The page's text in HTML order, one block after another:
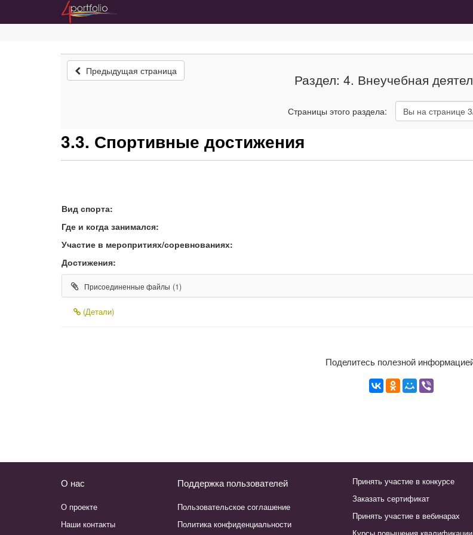
Предыдущая страница Раздел: 4. Внеучебная
Страницы этого раздела: Вы на странице 3
3.3. Спортивные достижения
Вид спорта:
Где и когда занимался:
Участие в меропритиях/соревнованиях:
Достижения:
Присоединенные файлы (1)
(Детали)
Поделитесь полезной
О нас
О проекте
Наши контакты
Поддержка пользователей
Пользовательское соглашение
Политика конфиденциальности
Принять участие в конкурсе
Заказать сертификат
Принять участие в вебинарах
Курсы повышения квалификации